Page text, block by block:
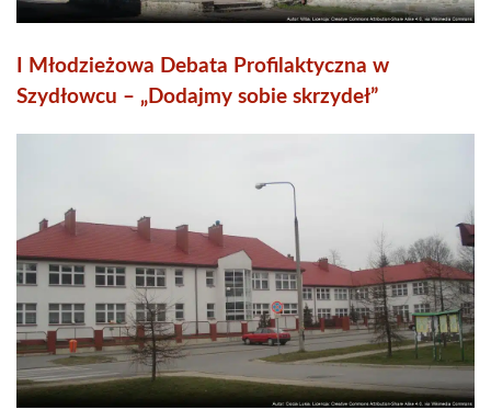
I Młodzieżowa Debata Profilaktyczna w
Szydłowcu – „Dodajmy sobie skrzydeł”